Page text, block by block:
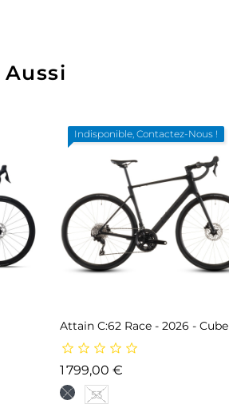
Indisponible, Contactez-Nous !
Attain C:62 Race - 2026 - Cube
1 799,00 €Prix
53